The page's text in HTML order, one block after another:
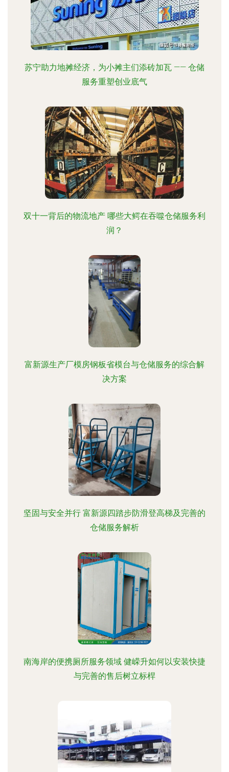
苏宁助力地摊经济，为小摊主们添砖加瓦 —— 仓储
服务重塑创业底气
双十一背后的物流地产 哪些大鳄在吞噬仓储服务利
润？
富新源生产厂模房钢板省模台与仓储服务的综合解
决方案
坚固与安全并行 富新源四踏步防滑登高梯及完善的
仓储服务解析
南海岸的便携厕所服务领域 健嵘升如何以安装快捷
与完善的售后树立标桿